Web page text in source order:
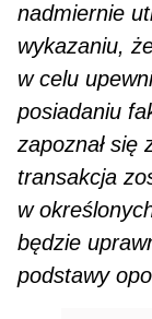
nadmiernie
wykazaniu,
w celu
posiadaniu
zapoznał
transakcja
w
będzie
podstawy